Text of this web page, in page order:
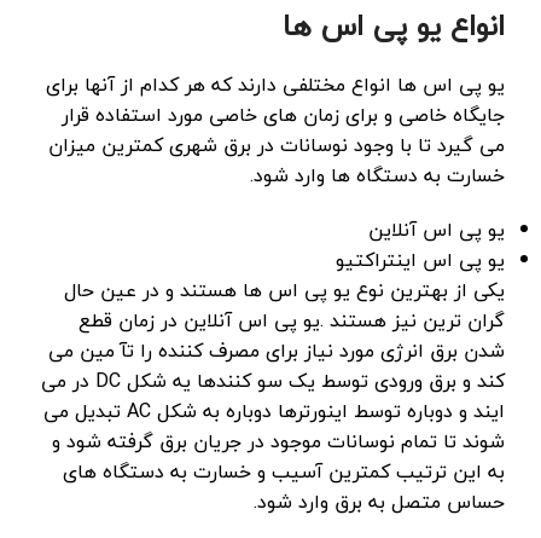
انواع یو پی اس ها
یو پی اس ها انواع مختلفی دارند که هر کدام از آنها برای
جایگاه خاصی و برای زمان های خاصی مورد استفاده قرار
می گیرد تا با وجود نوسانات در برق شهری کمترین میزان
خسارت به دستگاه ها وارد شود.
یو پی اس آنلاین
یو پی اس اینتراکتیو
یکی از بهترین نوع یو پی اس ها هستند و در عین حال
گران ترین نیز هستند .یو پی اس آنلاین در زمان قطع
شدن برق انرژی مورد نیاز برای مصرف کننده را تآ مین می
کند و برق ورودی توسط یک سو کنندها یه شکل DC در می
ایند و دوباره توسط اینورترها دوباره به شکل AC تبدیل می
شوند تا تمام نوسانات موجود در جریان برق گرفته شود و
به این ترتیب کمترین آسیب و خسارت به دستگاه های
حساس متصل به برق وارد شود.